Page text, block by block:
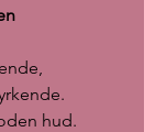
hud.